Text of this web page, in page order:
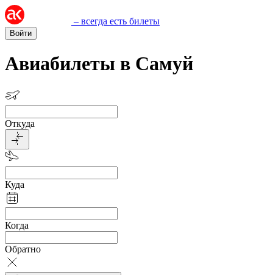
– всегда есть билеты
Войти
Авиабилеты в Самуй
Откуда
Куда
Когда
Обратно